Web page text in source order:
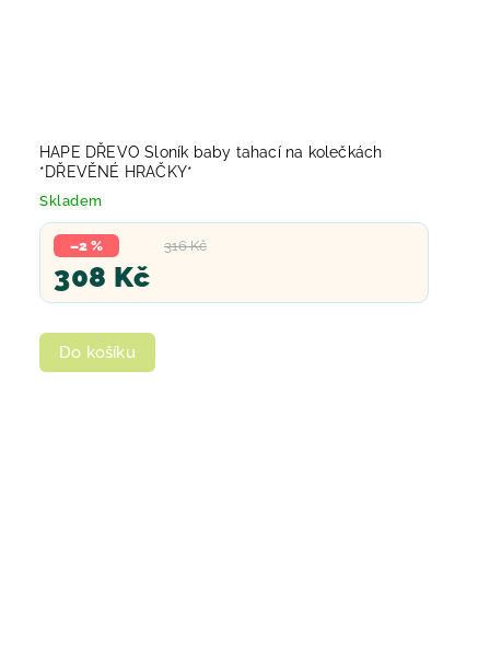
HAPE DŘEVO Sloník baby tahací na kolečkách
*DŘEVĚNÉ HRAČKY*
Skladem
316 Kč
–2 %
308 Kč
Do košíku